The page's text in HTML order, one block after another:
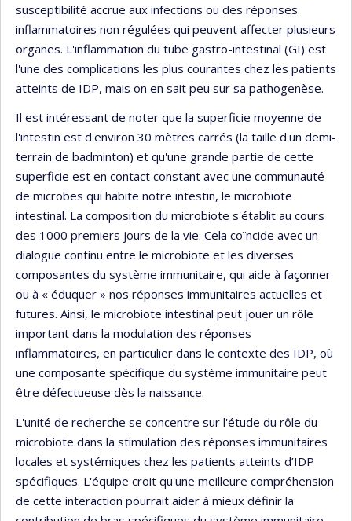
susceptibilité accrue aux infections ou des réponses
inflammatoires non régulées qui peuvent affecter plusieurs
organes. L'inflammation du tube gastro-intestinal (GI) est
l'une des complications les plus courantes chez les patients
atteints de IDP, mais on en sait peu sur sa pathogenèse.
Il est intéressant de noter que la superficie moyenne de
l'intestin est d'environ 30 mètres carrés (la taille d'un demi-
terrain de badminton) et qu'une grande partie de cette
superficie est en contact constant avec une communauté
de microbes qui habite notre intestin, le microbiote
intestinal. La composition du microbiote s'établit au cours
des 1000 premiers jours de la vie. Cela coïncide avec un
dialogue continu entre le microbiote et les diverses
composantes du système immunitaire, qui aide à façonner
ou à « éduquer » nos réponses immunitaires actuelles et
futures. Ainsi, le microbiote intestinal peut jouer un rôle
important dans la modulation des réponses
inflammatoires, en particulier dans le contexte des IDP, où
une composante spécifique du système immunitaire peut
être défectueuse dès la naissance.
L'unité de recherche se concentre sur l'étude du rôle du
microbiote dans la stimulation des réponses immunitaires
locales et systémiques chez les patients atteints d’IDP
spécifiques. L'équipe croit qu'une meilleure compréhension
de cette interaction pourrait aider à mieux définir la